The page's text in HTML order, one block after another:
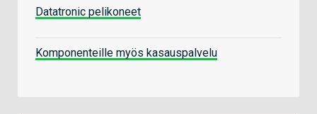
Datatronic pelikoneet
Komponenteille myös kasauspalvelu